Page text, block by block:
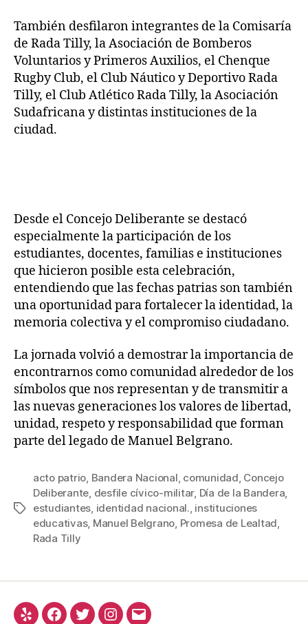
También desfilaron integrantes de la Comisaría
de Rada Tilly, la Asociación de Bomberos
Voluntarios y Primeros Auxilios, el Chenque
Rugby Club, el Club Náutico y Deportivo Rada
Tilly, el Club Atlético Rada Tilly, la Asociación
Sudafricana y distintas instituciones de la
ciudad.
Desde el Concejo Deliberante se destacó
especialmente la participación de los
estudiantes, docentes, familias e instituciones
que hicieron posible esta celebración,
entendiendo que las fechas patrias son también
una oportunidad para fortalecer la identidad, la
memoria colectiva y el compromiso ciudadano.
La jornada volvió a demostrar la importancia de
encontrarnos como comunidad alrededor de los
símbolos que nos representan y de transmitir a
las nuevas generaciones los valores de libertad,
unidad, respeto y responsabilidad que forman
parte del legado de Manuel Belgrano.
acto patrio, Bandera Nacional, comunidad, Concejo
Deliberante, desfile cívico-militar, Día de la Bandera,
estudiantes, identidad nacional., instituciones
educativas, Manuel Belgrano, Promesa de Lealtad,
Rada Tilly